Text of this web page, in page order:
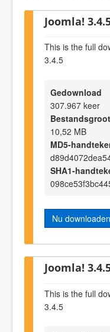
Joomla!
This is the full
3.4.5
Gedownload
307.967 keer
10,52 MB
MD5-
SHA1-
Nu downloaden
Joomla!
This is the full
3.4.5